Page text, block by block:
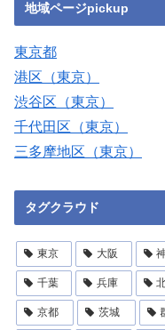
地域ページpickup
東京都
港区（東京）
渋谷区（東京）
千代田区（東京）
三多摩地区（東京）
タグクラウド
東京 大阪
千葉 兵庫
京都 茨城